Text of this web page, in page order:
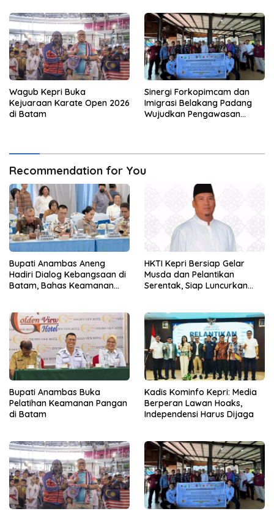
Wagub Kepri Buka
Kejuaraan Karate Open 2026
di Batam
Sinergi Forkopimcam dan
Imigrasi Belakang Padang
Wujudkan Pengawasan
Recommendation for You
Bupati Anambas Aneng
Hadiri Dialog Kebangsaan di
Batam, Bahas Keamanan
HKTI Kepri Bersiap Gelar
Musda dan Pelantikan
Serentak, Siap Luncurkan
Bupati Anambas Buka
Pelatihan Keamanan Pangan
di Batam
Kadis Kominfo Kepri: Media
Berperan Lawan Hoaks,
Independensi Harus Dijaga